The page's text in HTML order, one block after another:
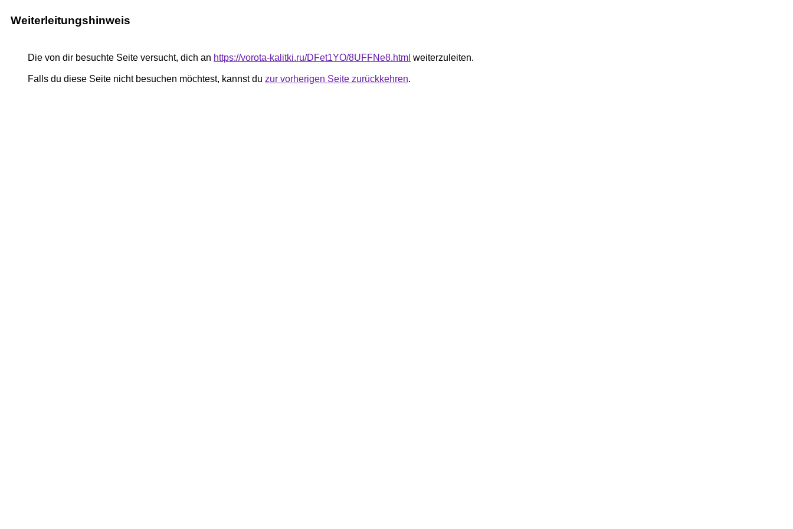
Weiterleitungshinweis
Die von dir besuchte Seite versucht, dich an https://vorota-kalitki.ru/DFet1YO/8UFFNe8.html weiterzuleiten.
Falls du diese Seite nicht besuchen möchtest, kannst du zur vorherigen Seite zurückkehren.